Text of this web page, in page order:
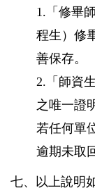
1.「修畢
程生）修
善保存。
2.「師資
之唯一證
若任何單
逾期未取
七、以上說明